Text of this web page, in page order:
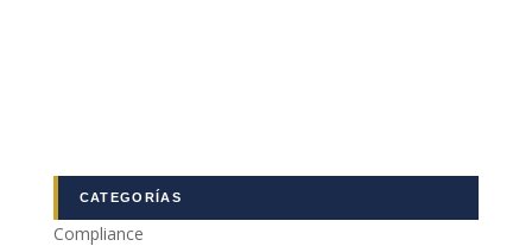
CATEGORÍAS
Compliance
personalizados.